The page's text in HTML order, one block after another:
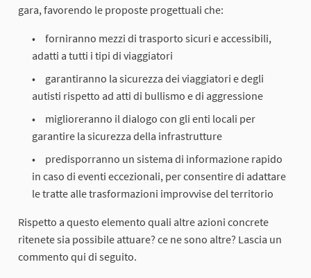
gara, favorendo le proposte progettuali che:
forniranno mezzi di trasporto sicuri e accessibili,
adatti a tutti i tipi di viaggiatori
garantiranno la sicurezza dei viaggiatori e degli
autisti rispetto ad atti di bullismo e di aggressione
miglioreranno il dialogo con gli enti locali per
garantire la sicurezza della infrastrutture
predisporranno un sistema di informazione rapido
in caso di eventi eccezionali, per consentire di adattare
le tratte alle trasformazioni improvvise del territorio
Rispetto a questo elemento quali altre azioni concrete
ritenete sia possibile attuare? ce ne sono altre? Lascia un
commento qui di seguito.